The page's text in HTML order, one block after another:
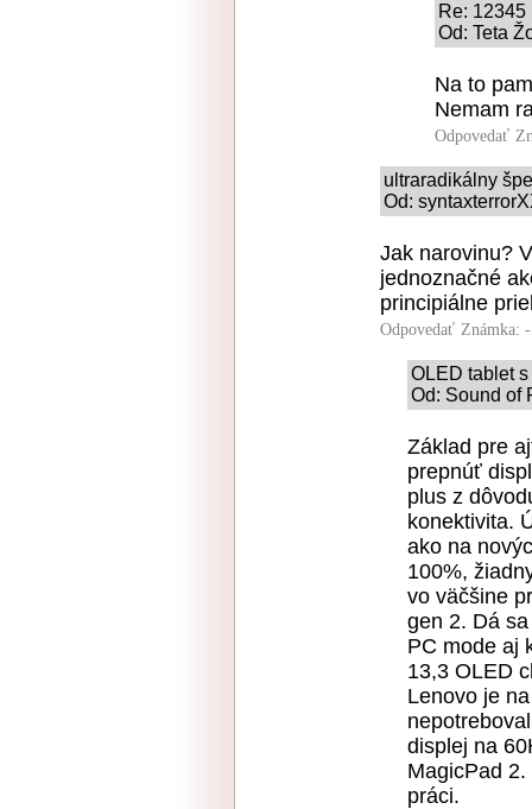
Re: 12345
Od: Teta
Na to
Nemam
Odpovedať
ultraradikálny
Od:
Jak narovinu?
jednoznačné
principiálne
Odpovedať Známka:
OLED tablet
Od: Sound of
Základ pre
prepnúť
plus z
konektivita.
ako na
100%,
vo väčšine
gen 2. Dá
PC mode aj
13,3 OLED
Lenovo je
displej na
MagicPad
práci.